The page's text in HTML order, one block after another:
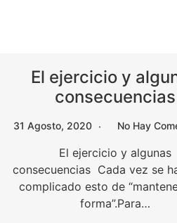
El ejercicio y
consecuencias
31 Agosto, 2020 No Hay
El ejercicio y algunas
consecuencias Cada vez se
complicado esto de
forma”.Para…